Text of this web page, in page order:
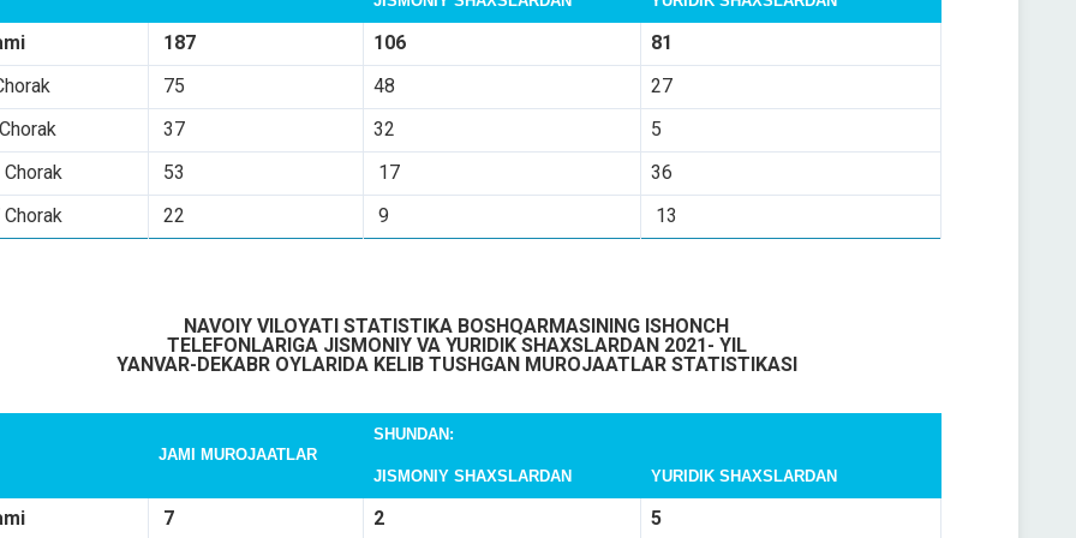
187 106
81
75 48
27
37 32
5
53 17
36
Chorak
22 9 13
NAVOIY VILOYATI STATISTIKA BOSHQARMASINING ISHONCH
TELEFONLARIGA JISMONIY VA YURIDIK SHAXSLARDAN2021- YIL
YANVAR-DEKABR OYLARIDA KELIB TUSHGAN MUROJAATLAR STATISTIKASI
JAMI MUROJAATLAR
SHUNDAN:
JISMONIY SHAXSLARDAN YURIDIK SHAXSLARDAN
7 2
5